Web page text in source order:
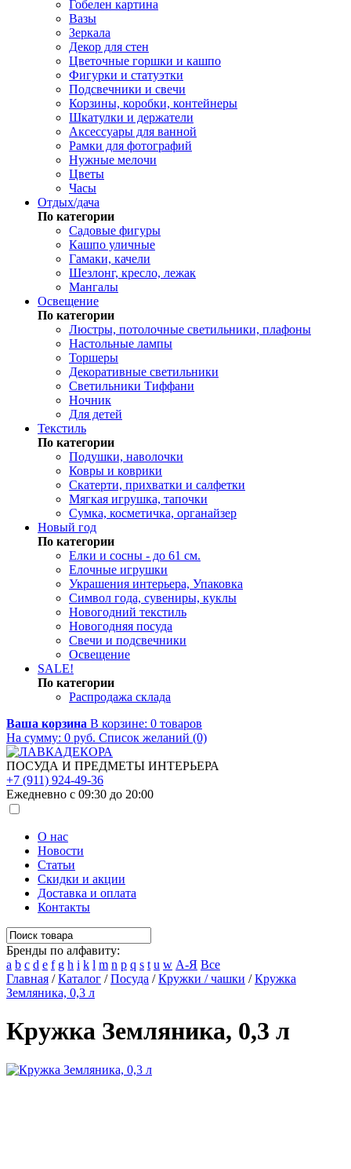
Гобелен картина
Вазы
Зеркала
Декор для стен
Цветочные горшки и кашпо
Фигурки и статуэтки
Подсвечники и свечи
Корзины, коробки, контейнеры
Шкатулки и держатели
Аксессуары для ванной
Рамки для фотографий
Нужные мелочи
Цветы
Часы
Отдых/дача
По категории
Садовые фигуры
Кашпо уличные
Гамаки, качели
Шезлонг, кресло, лежак
Мангалы
Освещение
По категории
Люстры, потолочные светильники, плафоны
Настольные лампы
Торшеры
Декоративные светильники
Светильники Тиффани
Ночник
Для детей
Текстиль
По категории
Подушки, наволочки
Ковры и коврики
Скатерти, прихватки и салфетки
Мягкая игрушка, тапочки
Сумка, косметичка, органайзер
Новый год
По категории
Елки и сосны - до 61 см.
Елочные игрушки
Украшения интерьера, Упаковка
Символ года, сувениры, куклы
Новогодний текстиль
Новогодняя посуда
Свечи и подсвечники
Освещение
SALE!
По категории
Распродажа склада
Ваша корзина В корзине: 0 товаров
На сумму: 0 руб. Список желаний (0)
ПОСУДА И ПРЕДМЕТЫ ИНТЕРЬЕРА
+7 (911) 924-49-36
Ежедневно с 09:30 до 20:00
О нас
Новости
Статьи
Скидки и акции
Доставка и оплата
Контакты
Бренды по алфавиту:
a b c d e f g h i k l m n p q s t u w А-Я Все
Главная /Каталог /Посуда /Кружки / чашки /Кружка
Земляника, 0,3 л
Кружка Земляника, 0,3 л